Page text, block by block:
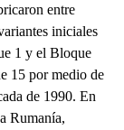
entre
iniciales
1 y el Bloque
15 por medio de
de 1990. En
Rumanía,